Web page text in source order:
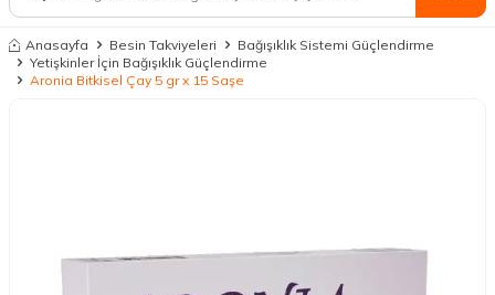
Anasayfa Besin Takviyeleri
Bağışıklık Sistemi Güçlendirme
Yetişkinler İçin Bağışıklık Güçlendirme
Aronia Bitkisel Çay 5 gr x 15 Saşe